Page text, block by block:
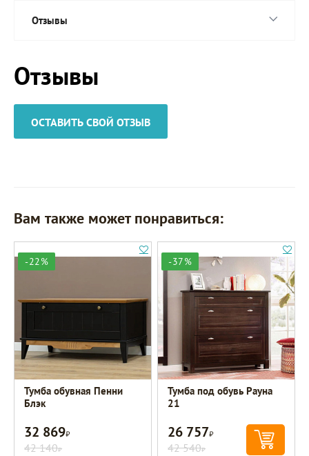
Отзывы
Отзывы
ОСТАВИТЬ СВОЙ ОТЗЫВ
Вам также может понравиться:
-22%
Тумба обувная Пенни
Блэк
32 869Р
42 140Р
-37%
Тумба под обувь Рауна
21
26 757Р
42 540Р